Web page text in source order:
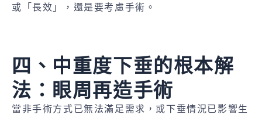
或「長效」，還是要考慮手術。
四、中重度下垂的根本解
法：眼周再造手術
當非手術方式已無法滿足需求，或下垂情況已影響生